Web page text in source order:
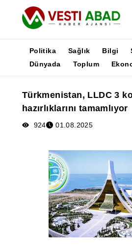
Yayınlar
Medya
Poster
Politika Sağlık Bilgi
Dünyada
Toplum
Türkmenistan, LLDC 3
hazırlıklarını tamamlıyor
924 01.08.2025